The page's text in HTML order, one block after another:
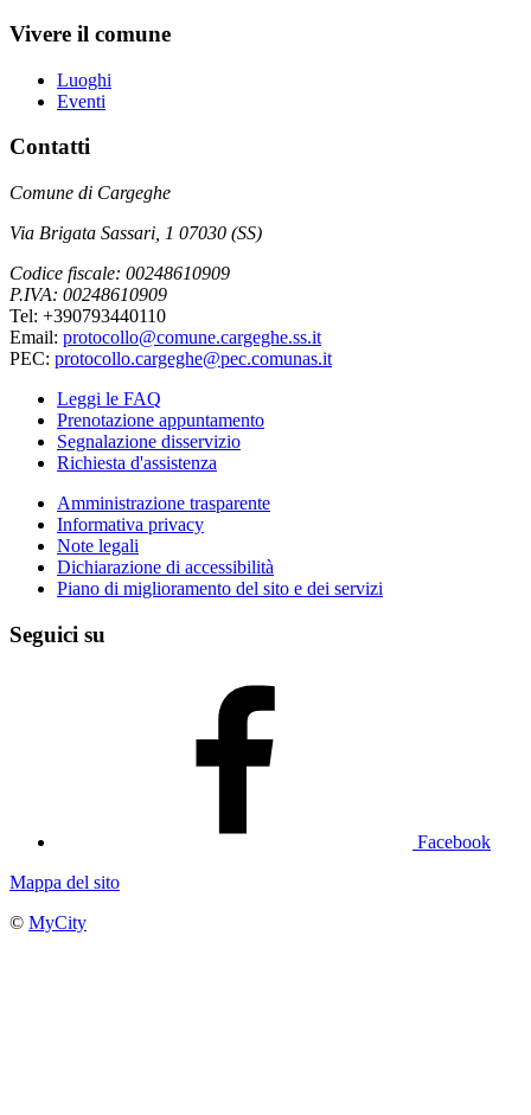
Vivere il comune
Luoghi
Eventi
Contatti
Comune di Cargeghe
Via Brigata Sassari, 1 07030 (SS)
Codice fiscale: 00248610909
P.IVA: 00248610909
Tel: +390793440110
Email: protocollo@comune.cargeghe.ss.it
PEC: protocollo.cargeghe@pec.comunas.it
Leggi le FAQ
Prenotazione appuntamento
Segnalazione disservizio
Richiesta d'assistenza
Amministrazione trasparente
Informativa privacy
Note legali
Dichiarazione di accessibilità
Piano di miglioramento del sito e dei servizi
Seguici su
Facebook
Mappa del sito
© MyCity